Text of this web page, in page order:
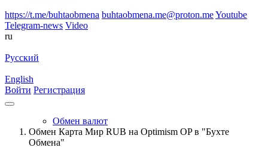
https://t.me/buhtaobmena buhtaobmena.me@proton.meYoutube
Telegram-news Video
ru
Русский
English
Войти Регистрация
Обмен валют
Обмен Карта Мир RUB на Optimism OP в "Бухте
Обмена"